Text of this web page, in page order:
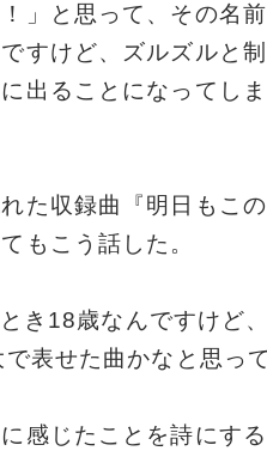
」と思って、その名前
すけど、ズルズルと制
出ることになってしま
た収録曲『明日もこの
もこう話した。
き18歳なんですけど
表せた曲かなと思っ
感じたことを詩にする